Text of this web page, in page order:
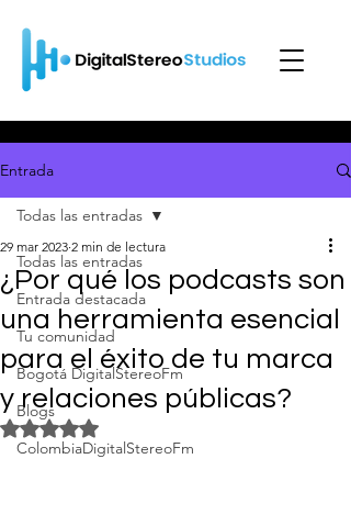
Entrada
Todas las entradas
Entrada destacada
Tu comunidad
Bogotá DigitalStereoFm
Blogs
ColombiaDigitalStereoFm
Todas las entradas
¿Por qué los podcasts son
una herramienta esencial
para el éxito de tu marca
y relaciones públicas?
29 mar 2023 2 min de lectura
Obtuvo NaN de 5 estrellas.